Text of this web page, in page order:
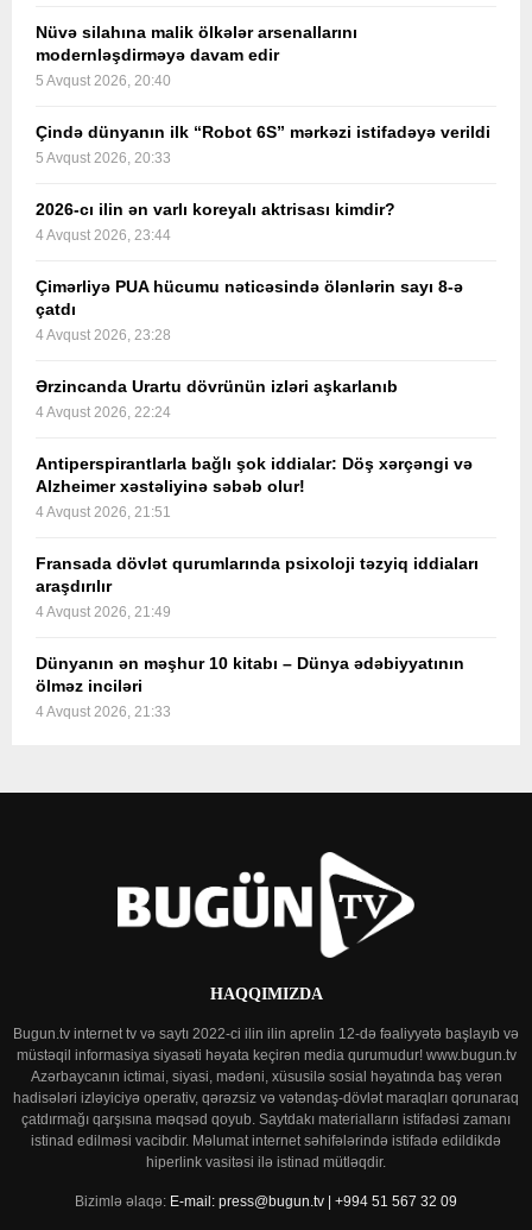
Nüvə silahına malik ölkələr arsenallarını
modernləşdirməyə davam edir
5 Avqust 2026, 20:40
Çində dünyanın ilk “Robot 6S” mərkəzi istifadəyə verildi
5 Avqust 2026, 20:33
2026-cı ilin ən varlı koreyalı aktrisası kimdir?
4 Avqust 2026, 23:44
Çimərliyə PUA hücumu nəticəsində ölənlərin sayı 8-ə
çatdı
4 Avqust 2026, 23:28
Ərzincanda Urartu dövrünün izləri aşkarlanıb
4 Avqust 2026, 22:24
Antiperspirantlarla bağlı şok iddialar: Döş xərçəngi və
Alzheimer xəstəliyinə səbəb olur!
4 Avqust 2026, 21:51
Fransada dövlət qurumlarında psixoloji təzyiq iddiaları
araşdırılır
4 Avqust 2026, 21:49
Dünyanın ən məşhur 10 kitabı – Dünya ədəbiyyatının
ölməz inciləri
4 Avqust 2026, 21:33
HAQQIMIZDA
Bugun.tv internet tv və saytı 2022-ci ilin ilin aprelin 12-də fəaliyyətə başlayıb və
müstəqil informasiya siyasəti həyata keçirən media qurumudur! www.bugun.tv
Azərbaycanın ictimai, siyasi, mədəni, xüsusilə sosial həyatında baş verən
hadisələri izləyiciyə operativ, qərəzsiz və vətəndaş-dövlət maraqları qorunaraq
çatdırmağı qarşısına məqsəd qoyub. Saytdakı materialların istifadəsi zamanı
istinad edilməsi vacibdir. Məlumat internet səhifələrində istifadə edildikdə
hiperlink vasitəsi ilə istinad mütləqdir.
Bizimlə əlaqə: E-mail: press@bugun.tv | +994 51 567 32 09